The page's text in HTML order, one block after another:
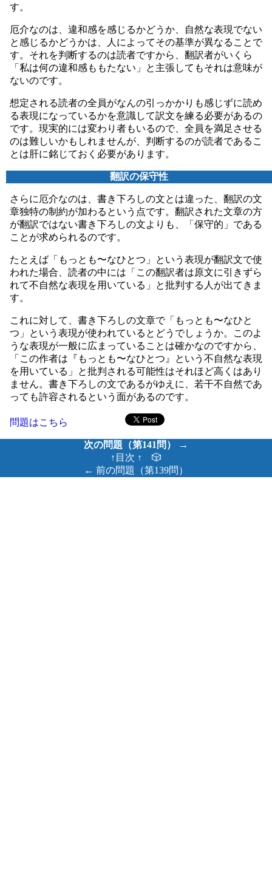
す。
厄介なのは、違和感を感じるかどうか、自然な表現でない
と感じるかどうかは、人によってその基準が異なることで
す。それを判断するのは読者ですから、翻訳者がいくら
「私は何の違和感ももたない」と主張してもそれは意味が
ないのです。
想定される読者の全員がなんの引っかかりも感じずに読め
る表現になっているかを意識して訳文を練る必要があるの
です。現実的には変わり者もいるので、全員を満足させる
のは難しいかもしれませんが、判断するのが読者であるこ
とは肝に銘じておく必要があります。
翻訳の保守性
さらに厄介なのは、書き下ろしの文とは違った、翻訳の文
章独特の制約が加わるという点です。翻訳された文章の方
が翻訳ではない書き下ろしの文よりも、「保守的」である
ことが求められるのです。
たとえば「もっとも〜なひとつ」という表現が翻訳文で使
われた場合、読者の中には「この翻訳者は原文に引きずら
れて不自然な表現を用いている」と批判する人が出てきま
す。
これに対して、書き下ろしの文章で「もっとも〜なひと
つ」という表現が使われているとどうでしょうか。このよ
うな表現が一般に広まっていることは確かなのですから、
「この作者は『もっとも〜なひとつ』という不自然な表現
を用いている」と批判される可能性はそれほど高くはあり
ません。書き下ろしの文であるがゆえに、若干不自然であ
っても許容されるという面があるのです。
問題はこちら
次の問題（第141問） →
↑目次 ↑
🎲
← 前の問題（第139問）